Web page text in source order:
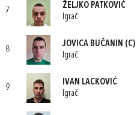
7
ŽELJKO PATKOVIĆ
Igrač
8
JOVICA BUČANIN (C)
Igrač
9
IVAN LACKOVIĆ
Igrač